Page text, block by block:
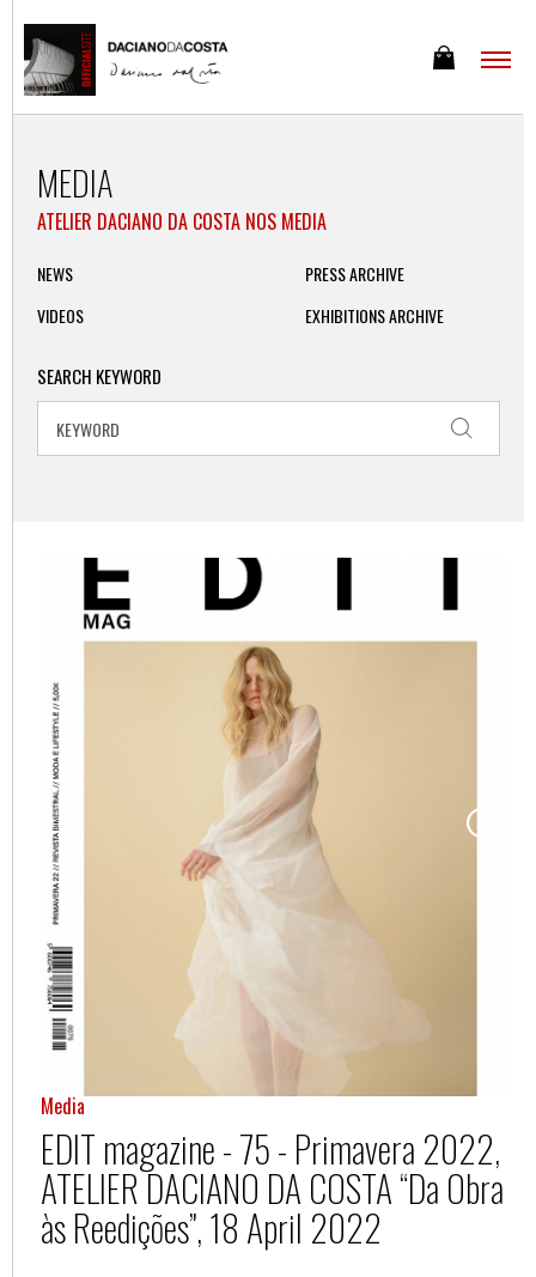
MEDIA
ATELIER DACIANO DA COSTA NOS MEDIA
NEWS
VIDEOS
PRESS ARCHIVE
EXHIBITIONS ARCHIVE
SEARCH KEYWORD
Media
EDIT magazine - 75 - Primavera 2022,
ATELIER DACIANO DA COSTA “Da Obra
às Reedições”, 18 April 2022